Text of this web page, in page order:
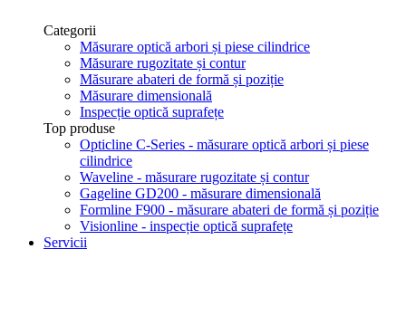
Categorii
Măsurare optică arbori și piese cilindrice
Măsurare rugozitate și contur
Măsurare abateri de formă și poziție
Măsurare dimensională
Inspecție optică suprafețe
Top produse
Opticline C-Series - măsurare optică arbori și piese
cilindrice
Waveline - măsurare rugozitate și contur
Gageline GD200 - măsurare dimensională
Formline F900 - măsurare abateri de formă și poziție
Visionline - inspecție optică suprafețe
Servicii